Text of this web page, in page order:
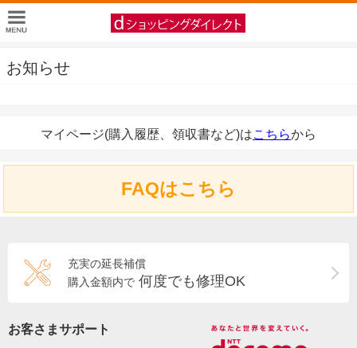
お知らせ
マイページ(購入履歴、領収書など)はこちらから
FAQはこちら
充実の延長補償
購入金額内で 何度でも修理OK
お客さまサポート